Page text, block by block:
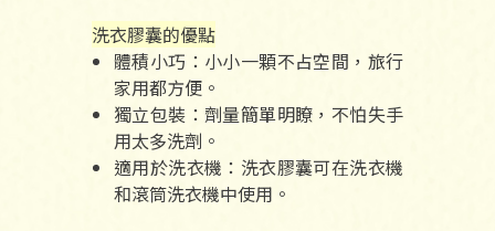
洗衣膠囊的優點
體積小巧：小小一顆不占空間，旅行
家用都方便。
獨立包裝：劑量簡單明瞭，不怕失手
用太多洗劑。
適用於洗衣機：洗衣膠囊可在洗衣機
和滾筒洗衣機中使用。